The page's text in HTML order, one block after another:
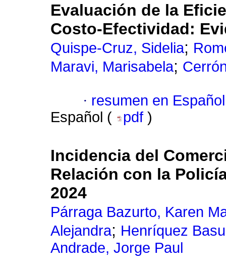
Evaluación de la
Costo-Efectividad:
Quispe-Cruz, Sidelia;
Maravi, Marisabela;
· resumen en Español
Español (
pdf )
Incidencia del
Relación con la
2024
Párraga Bazurto, Karen
Alejandra; Henríquez
Andrade, Jorge Paul